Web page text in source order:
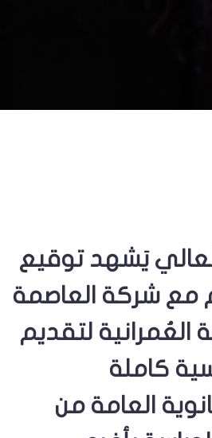
يَشهد توقيع
مع شركة العاصمة
العُمرانية لتقديم
كاملة
العامة من